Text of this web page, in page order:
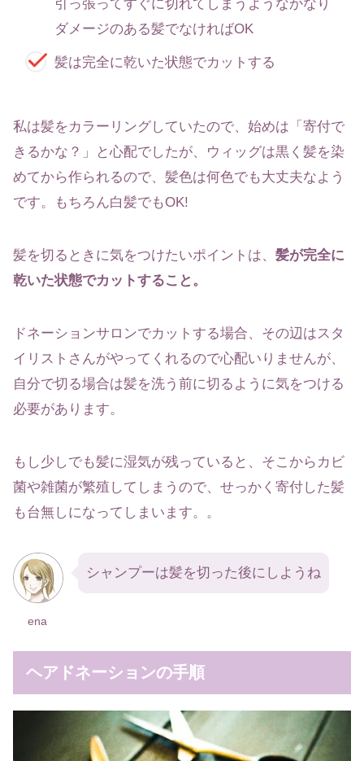
引っ張ってすぐに切れてしまうようなかなり
ダメージのある髪でなければOK
髪は完全に乾いた状態でカットする
私は髪をカラーリングしていたので、始めは「寄付で
きるかな？」と心配でしたが、ウィッグは黒く髪を染
めてから作られるので、髪色は何色でも大丈夫なよう
です。もちろん白髪でもOK!
髪を切るときに気をつけたいポイントは、 髪が完全に
乾いた状態でカットすること。
ドネーションサロンでカットする場合、その辺はスタ
イリストさんがやってくれるので心配いりませんが、
自分で切る場合は髪を洗う前に切るように気をつける
必要があります。
もし少しでも髪に湿気が残っていると、そこからカビ
菌や雑菌が繁殖してしまうので、せっかく寄付した髪
も台無しになってしまいます。。
ena
シャンプーは髪を切った後にしようね
ヘアドネーションの手順